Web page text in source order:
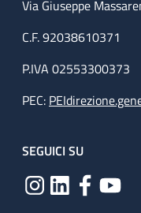
Via Giuseppe
C.F. 92038610371
P.IVA 02553300373
PEC:
SEGUICI SU